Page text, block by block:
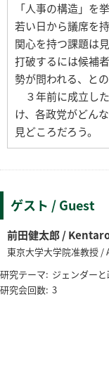
「人事の構造」を
若い日から議席を
関心を持つ課題は
打破するには候補
勢が問われる、との
３年前に成立し
け、各政党がどん
見どころだろう。
ゲスト / Guest
前田健太郎 /
東京大学大学院准教授
研究テーマ: ジェンダー
研究会回数: 3